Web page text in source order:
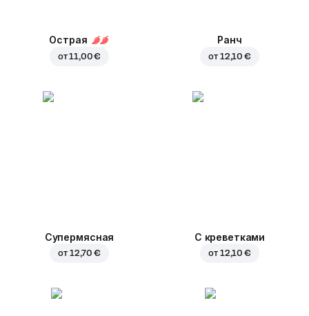
Острая
от11,00 €
Ранч
от 12,10 €
Супермясная
от 12,70 €
С креветками
от 12,10 €